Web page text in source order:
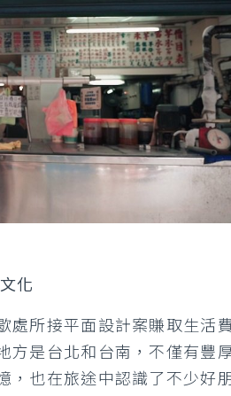
化
處所接平面設計案賺取生活
方是台北和台南，不僅有豐
，也在旅途中認識了不少